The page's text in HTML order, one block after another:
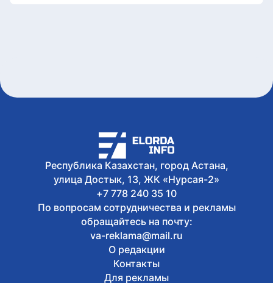
Как очищают реку Есиль от
водорослей, тины и мусора в Астане
Республика Казахстан, город Астана,
улица Достык, 13, ЖК «Нурсая-2»
+7 778 240 35 10
По вопросам сотрудничества и рекламы
обращайтесь на почту:
va-reklama@mail.ru
О редакции
Контакты
Для рекламы